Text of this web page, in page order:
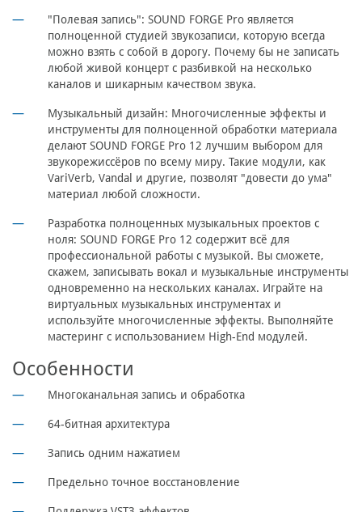
"Полевая запись": SOUND FORGE Pro является
полноценной студией звукозаписи, которую всегда
можно взять с собой в дорогу. Почему бы не записать
любой живой концерт с разбивкой на несколько
каналов и шикарным качеством звука.
Музыкальный дизайн: Многочисленные эффекты и
инструменты для полноценной обработки материала
делают SOUND FORGE Pro 12 лучшим выбором для
звукорежиссёров по всему миру. Такие модули, как
VariVerb, Vandal и другие, позволят "довести до ума"
материал любой сложности.
Разработка полноценных музыкальных проектов с
ноля: SOUND FORGE Pro 12 содержит всё для
профессиональной работы с музыкой. Вы сможете,
скажем, записывать вокал и музыкальные инструменты
одновременно на нескольких каналах. Играйте на
виртуальных музыкальных инструментах и
используйте многочисленные эффекты. Выполняйте
мастеринг с использованием High-End модулей.
Особенности
Многоканальная запись и обработка
64-битная архитектура
Запись одним нажатием
Предельно точное восстановление